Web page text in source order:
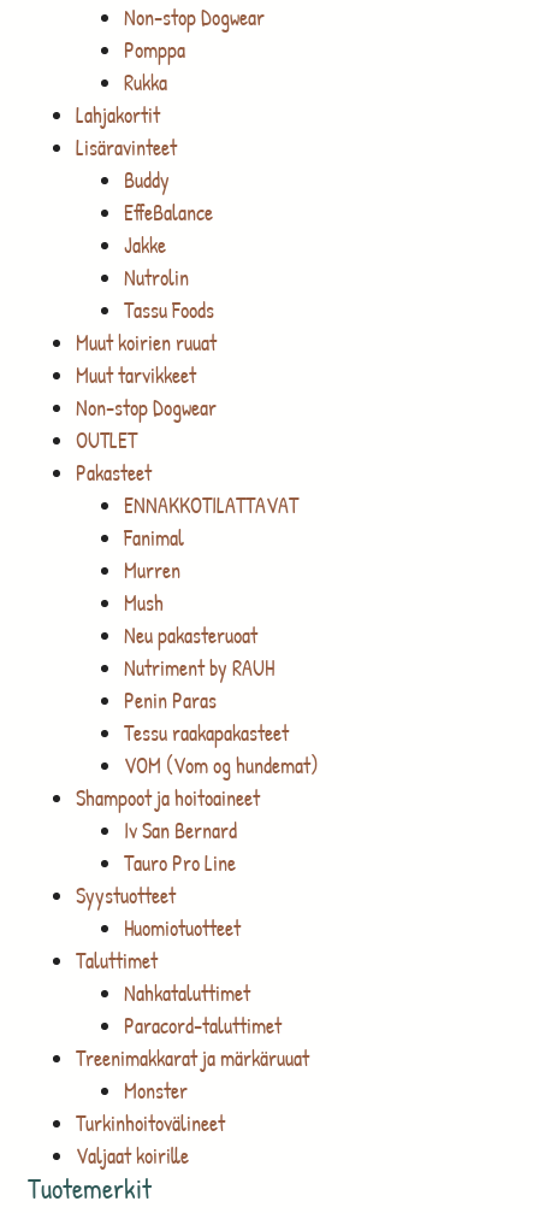
Non-stop Dogwear
Pomppa
Rukka
Lahjakortit
Lisäravinteet
Buddy
EffeBalance
Jakke
Nutrolin
Tassu Foods
Muut koirien ruuat
Muut tarvikkeet
Non-stop Dogwear
OUTLET
Pakasteet
ENNAKKOTILATTAVAT
Fanimal
Murren
Mush
Neu pakasteruoat
Nutriment by RAUH
Penin Paras
Tessu raakapakasteet
VOM (Vom og hundemat)
Shampoot ja hoitoaineet
Iv San Bernard
Tauro Pro Line
Syystuotteet
Huomiotuotteet
Taluttimet
Nahkataluttimet
Paracord-taluttimet
Treenimakkarat ja märkäruuat
Monster
Turkinhoitovälineet
Valjaat koirille
Tuotemerkit